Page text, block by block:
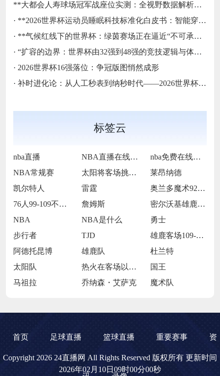
**大都会人寿球场冠军战座位实测：全视野数据解析与等级精准评估**
· **2026世界杯运动员睡眠科技标准化白皮书：智能穿戴监测标准与认证体系框架**
· **气候红线下的世界杯：绿茵赛场正在逼近“不可承受之热”**
· “扩容的边界：世界杯由32强到48强的竞技逻辑与体系重塑”
· 2026世界杯16强落位：争冠版图悄然成形
· 补时进化论：从人工秒表到纳秒时代——2026世界杯计时规则展望
标签云
nba直播 NBA直播在线观看
nba免费在线高清直播
NBA常规赛
太阳将客场挑战步行者
莱昂纳德
凯尔特人
雷霆
奥兰多魔术92-105犹他爵士
76人99-109不敌太阳
詹姆斯
密尔沃基雄鹿前锋克里斯·米德尔顿
NBA
NBA是什么
勇士
步行者
TJD
雄鹿客场109-106击败魔术
阿德托昆博
雄鹿队
杜兰特
太阳队
热火在客场以119-98大胜开拓者
国王
马祖拉
乔纳森・艾萨克 魔术队
首页 足球直播 篮球直播 重要赛事 资
Copyright 2026 24直播网 All Rights Reserved 版权所有 更新时间
2026年02月10日09时00分00秒